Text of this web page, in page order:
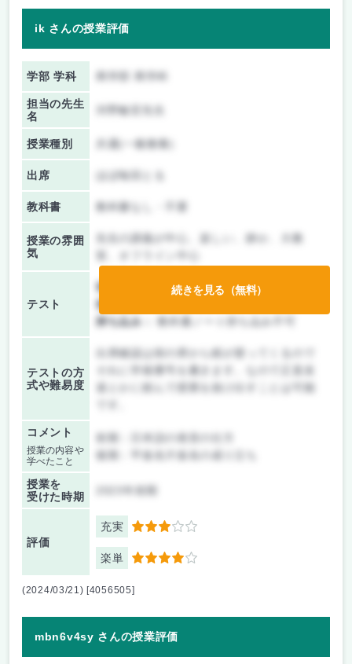
ik さんの授業評価
学部 学科
担当の先生
名
河野敏宏先生
授業種別 共通(一般教養)
出席 ほぼ毎回とる
教科書 教科書なし・不要
授業の雰囲
気
先生の講義が中心、楽しい、静か、大教
テスト
前期/中間：
テスト・レポート両方なし
後期/期末：
持ち込み：
教科書ノート持ち込み不可
テストの方
式や難易度
出席確認は前の席から紙が渡ってくるので
それに学籍番号を書きます。なので正直友
コメント
授業の内容や
学べたこと
後期：平仮名片仮名の成り立ち
授業を
受けた時期
評価
充実 3
楽単 4
続きを見る（無料）
(2024/03/21) [4056505]
mbn6v4sy さんの授業評価